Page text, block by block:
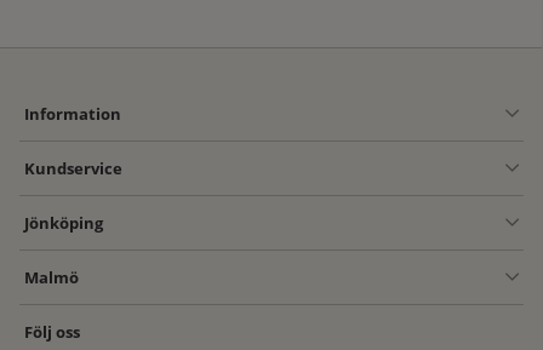
Information
Kundservice
Jönköping
Malmö
Följ oss